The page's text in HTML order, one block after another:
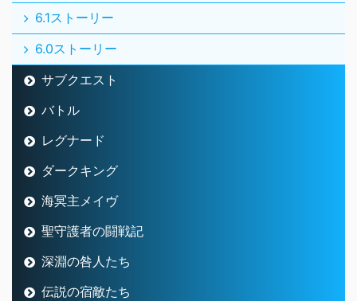
6.1ストーリー
6.0ストーリー
サブクエスト
バトル
レグナード
ダークキング
海冥主メイヴ
聖守護者の闘戦記
深淵の咎人たち
伝説の宿敵たち